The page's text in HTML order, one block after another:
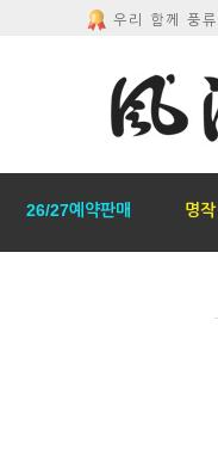
우리 함께 풍
26/27예약판매 명